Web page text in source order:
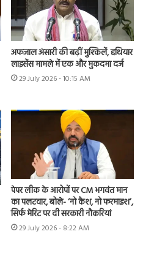
अफजाल अंसारी की बढ़ीं मुश्किलें, हथियार
लाइसेंस मामले में एक और मुकदमा दर्ज
29 July 2026 - 10:15 AM
पेपर लीक के आरोपों पर CM भगवंत मान
का पलटवार, बोले- ‘नो कैश, नो फरमाइश’,
सिर्फ मेरिट पर दी सरकारी नौकरियां
29 July 2026 - 8:22 AM